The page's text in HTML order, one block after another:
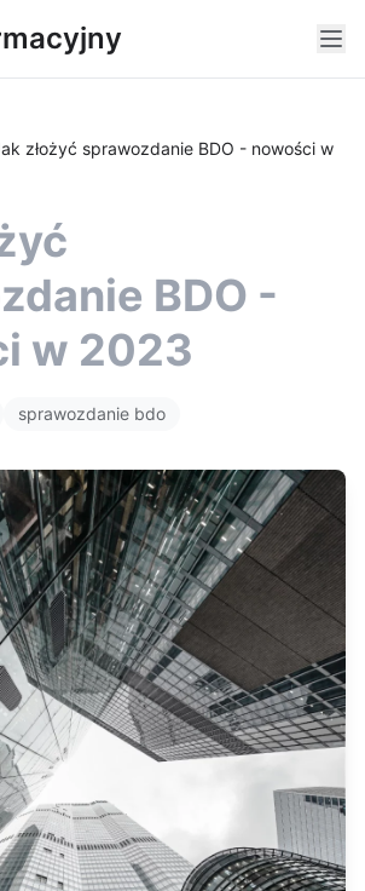
złożyć sprawozdanie BDO - nowości w
BDO -
w 2023
sprawozdanie bdo